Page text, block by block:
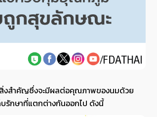
งสำคัญซึ่งจะมีผลต่อคุณภาพของนมด้วย
รักษาที่แตกต่างกันออกไป ดังนี้